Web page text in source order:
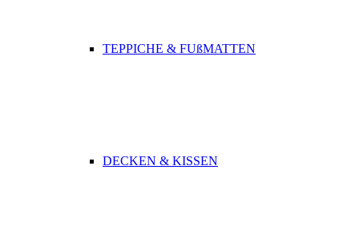
TEPPICHE & FUßMATTEN
DECKEN & KISSEN